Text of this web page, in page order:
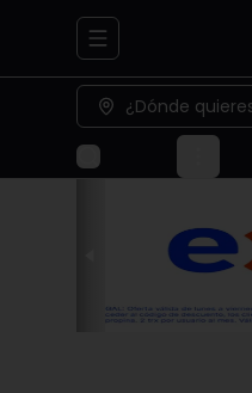
Abrir menu de
¿Dónde